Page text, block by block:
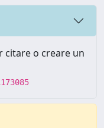
citare o creare un